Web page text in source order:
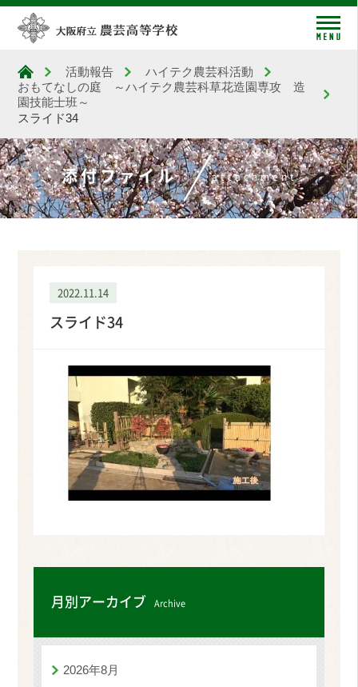
大阪府立農芸高等学校
活動報告
ハイテク農芸科活動
おもてなしの庭 ～ハイテク農芸科草花造園専攻 造
園技能士班～
スライド34
添付ファイル attachment
2022.11.14
スライド34
月別アーカイブ Archive
2026年8月